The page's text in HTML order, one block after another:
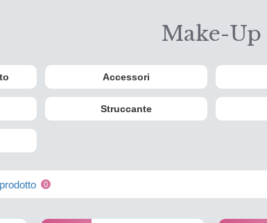
Make-Up
Accessori
Struccante
0